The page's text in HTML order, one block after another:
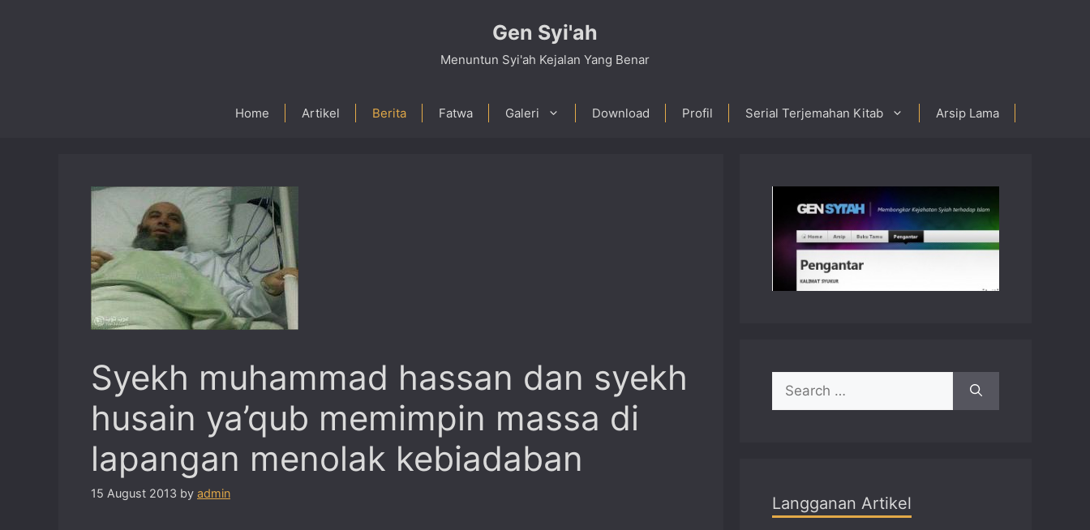
Gen Syi'ah
Menuntun Syi'ah Kejalan Yang Benar
Home Artikel Berita Fatwa Galeri Download Profil Serial Terjemahan Kitab Arsip Lama
Syekh muhammad hassan dan syekh
husain ya’qub memimpin massa di
lapangan menolak kebiadaban
15 August 2013 by admin
for:
Langganan Artikel